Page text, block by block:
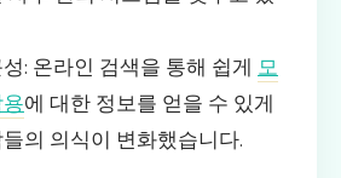
: 온라인 검색을 통해 쉽게 모
에 대한 정보를 얻을 수 있게
의 의식이 변화했습니다.